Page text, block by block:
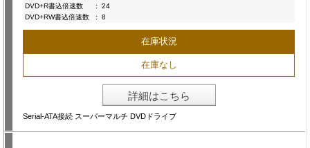
DVD+R書込倍速数
:
24
DVD+RW書込倍速数
: 8
在庫状況
在庫なし
詳細はこちら
Serial-ATA接続 スーパーマルチ DVDドライブ